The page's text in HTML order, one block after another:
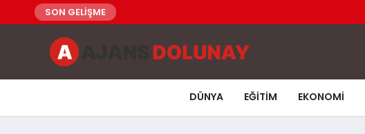
SON GELİŞME
DÜNYA EĞITIM EKONOMI